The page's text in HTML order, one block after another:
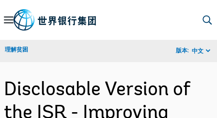
Skip
Navigation
理解贫困 版本: 中文
Disclosable Version of
the ISR - Improving